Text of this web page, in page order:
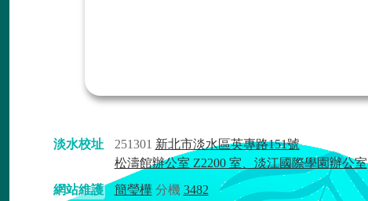
淡水校址 251301 新北市淡水區英專路151號
松濤館辦公室 Z2200 室、淡江國際學園辦公室
網站維護
簡瑩樺分機 3482